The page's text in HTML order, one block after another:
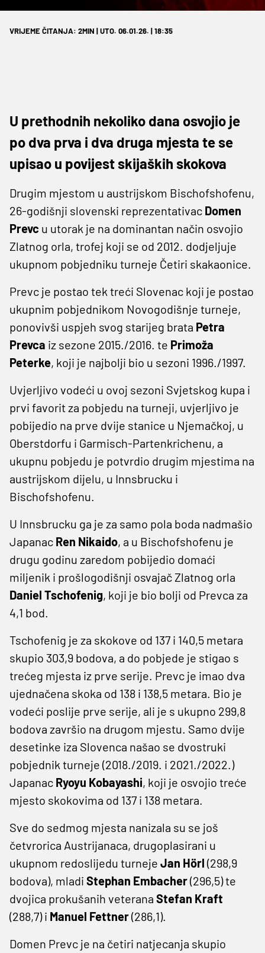
VRIJEME ČITANJA: 2MIN | UTO. 06.01.26. | 18:35
U prethodnih nekoliko dana osvojio je
po dva prva i dva druga mjesta te se
upisao u povijest skijaških skokova
Drugim mjestom u austrijskom Bischofshofenu,
26-godišnji slovenski reprezentativac Domen
Prevc u utorak je na dominantan način osvojio
Zlatnog orla, trofej koji se od 2012. dodjeljuje
ukupnom pobjedniku turneje Četiri skakaonice.
Prevc je postao tek treći Slovenac koji je postao
ukupnim pobjednikom Novogodišnje turneje,
ponovivši uspjeh svog starijeg brata Petra
Prevca iz sezone 2015./2016. te Primoža
Peterke, koji je najbolji bio u sezoni 1996./1997.
Uvjerljivo vodeći u ovoj sezoni Svjetskog kupa i
prvi favorit za pobjedu na turneji, uvjerljivo je
pobijedio na prve dvije stanice u Njemačkoj, u
Oberstdorfu i Garmisch-Partenkrichenu, a
ukupnu pobjedu je potvrdio drugim mjestima na
austrijskom dijelu, u Innsbrucku i
Bischofshofenu.
U Innsbrucku ga je za samo pola boda nadmašio
Japanac Ren Nikaido, a u Bischofshofenu je
drugu godinu zaredom pobijedio domaći
miljenik i prošlogodišnji osvajač Zlatnog orla
Daniel Tschofenig, koji je bio bolji od Prevca za
4,1 bod.
Tschofenig je za skokove od 137 i 140,5 metara
skupio 303,9 bodova, a do pobjede je stigao s
trećeg mjesta iz prve serije. Prevc je imao dva
ujednačena skoka od 138 i 138,5 metara. Bio je
vodeći poslije prve serije, ali je s ukupno 299,8
bodova završio na drugom mjestu. Samo dvije
desetinke iza Slovenca našao se dvostruki
pobjednik turneje (2018./2019. i 2021./2022.)
Japanac Ryoyu Kobayashi, koji je osvojio treće
mjesto skokovima od 137 i 138 metara.
Sve do sedmog mjesta nanizala su se još
četvrorica Austrijanaca, drugoplasirani u
ukupnom redoslijedu turneje Jan Hörl (298,9
bodova), mladi Stephan Embacher(296,5) te
dvojica prokušanih veterana Stefan Kraft
(288,7) i Manuel Fettner(286,1).
Domen Prevc je na četiri natjecanja skupio